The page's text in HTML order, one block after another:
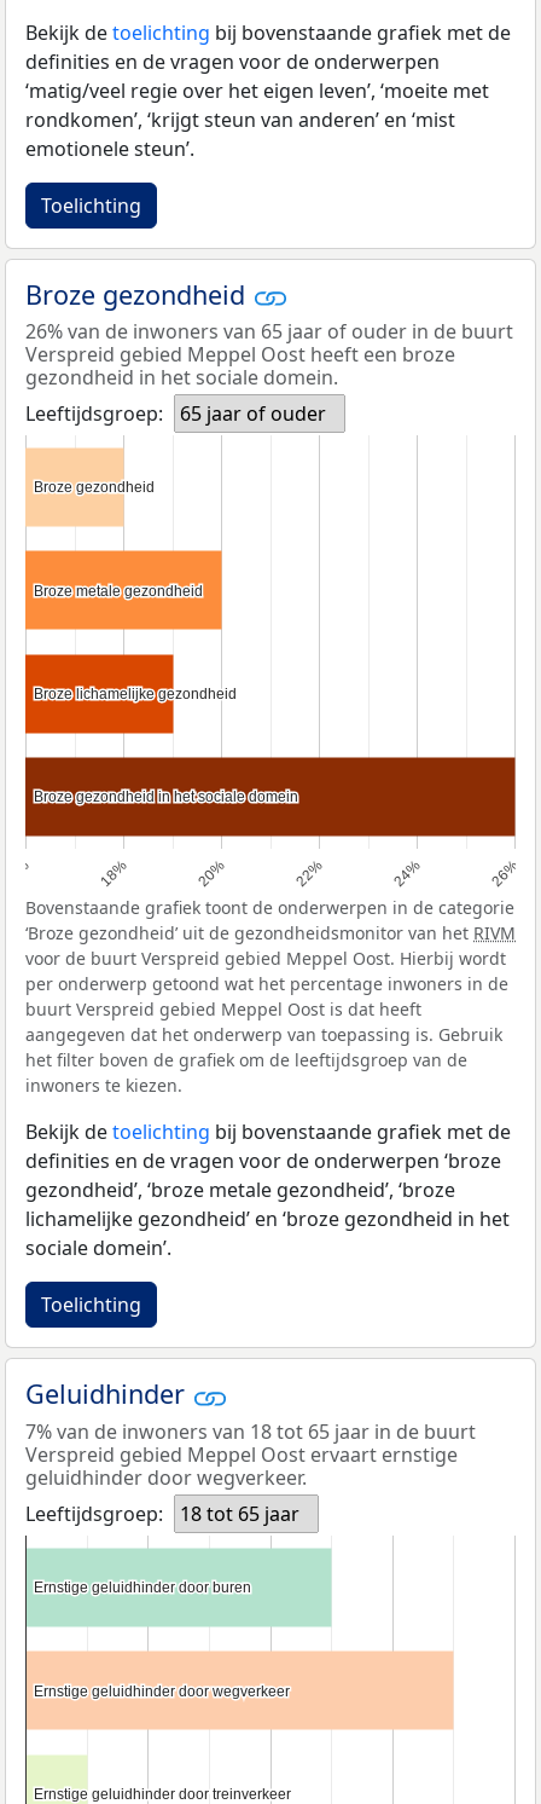
Bekijk detoelichting bij bovenstaande grafiek met de
definities en de vragen voor de onderwerpen
‘matig/veel regie over het eigen leven’, ‘moeite met
rondkomen’, ‘krijgt steun van anderen’ en ‘mist
emotionele steun’.
Toelichting
Broze gezondheid
26% van de inwoners van 65 jaar of ouder in de buurt
Verspreid gebied Meppel Oost heeft een broze
gezondheid in het sociale domein.
Leeftijdsgroep:
65 jaar of ouder
16% 18% 20% 22% 24% 26%
Broze gezondheid
Broze gezondheid
Broze metale gezondheid
Broze metale gezondheid
Broze lichamelijke gezondheid
Broze lichamelijke gezondheid
Broze gezondheid in het sociale domein
Broze gezondheid in het sociale domein
Bovenstaande grafiek toont de onderwerpen in de categorie
‘Broze gezondheid’ uit de gezondheidsmonitor van het RIVM
voor de buurt Verspreid gebied Meppel Oost. Hierbij wordt
per onderwerp getoond wat het percentage inwoners in de
buurt Verspreid gebied Meppel Oost is dat heeft
aangegeven dat het onderwerp van toepassing is. Gebruik
het filter boven de grafiek om de leeftijdsgroep van de
inwoners te kiezen.
Bekijk detoelichting bij bovenstaande grafiek met de
definities en de vragen voor de onderwerpen ‘broze
gezondheid’, ‘broze metale gezondheid’, ‘broze
lichamelijke gezondheid’ en ‘broze gezondheid in het
sociale domein’.
Toelichting
Geluidhinder
7% van de inwoners van 18 tot 65 jaar in de buurt
Verspreid gebied Meppel Oost ervaart ernstige
geluidhinder door wegverkeer.
Leeftijdsgroep:
18 tot 65 jaar
Ernstige geluidhinder door buren
Ernstige geluidhinder door buren
Ernstige geluidhinder door wegverkeer
Ernstige geluidhinder door wegverkeer
Ernstige geluidhinder door treinverkeer
Ernstige geluidhinder door treinverkeer